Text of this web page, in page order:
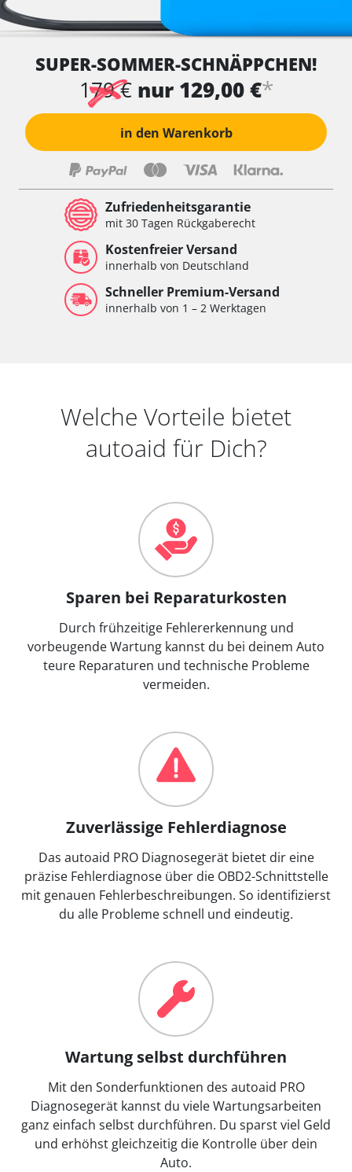
SUPER-SOMMER-SCHNÄPPCHEN!
179 € nur 129,00 €*
in den Warenkorb
Zufriedenheitsgarantie
mit 30 Tagen Rückgaberecht
Kostenfreier Versand
innerhalb von Deutschland
Schneller Premium-Versand
innerhalb von 1 – 2 Werktagen
Welche Vorteile bietet
autoaid für Dich?
Sparen bei Reparaturkosten
Durch frühzeitige Fehlererkennung und
vorbeugende Wartung kannst du bei deinem Auto
teure Reparaturen und technische Probleme
vermeiden.
Zuverlässige Fehlerdiagnose
Das autoaid PRO Diagnosegerät bietet dir eine
präzise Fehlerdiagnose über die OBD2-Schnittstelle
mit genauen Fehlerbeschreibungen. So identifizierst
du alle Probleme schnell und eindeutig.
Wartung selbst durchführen
Mit den Sonderfunktionen des autoaid PRO
Diagnosegerät kannst du viele Wartungsarbeiten
ganz einfach selbst durchführen. Du sparst viel Geld
und erhöhst gleichzeitig die Kontrolle über dein
Auto.